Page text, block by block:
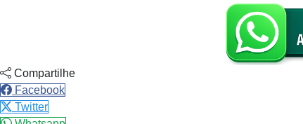
Compartilhe
Facebook
Twitter